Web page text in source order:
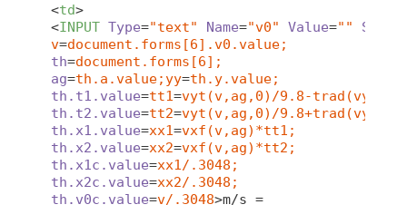
<td>
<INPUT Type="text" Name="v0" Value="" Size
v=document.forms[6].v0.value;
th=document.forms[6];
ag=th.a.value;yy=th.y.value;
th.t1.value=tt1=vyt(v,ag,0)/9.8-
th.t2.value=tt2=vyt(v,ag,0)/
th.x1.value=xx1=vxf(v,ag)*tt1;
th.x2.value=xx2=vxf(v,ag)*tt2;
th.x1c.value=xx1/.3048;
th.x2c.value=xx2/.3048;
th.v0c.value=v/.3048>m/s =